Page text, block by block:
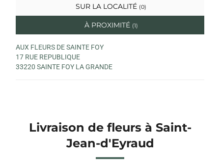
SUR LA LOCALITÉ (0)
À PROXIMITÉ (1)
AUX FLEURS DE SAINTE FOY
17 RUE REPUBLIQUE
33220 SAINTE FOY LA GRANDE
Livraison de fleurs à Saint-
Jean-d'Eyraud